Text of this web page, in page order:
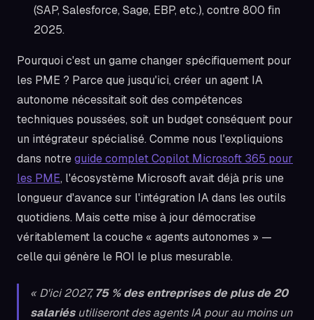
(SAP, Salesforce, Sage, EBP, etc.), contre 800 fin
2025.
Pourquoi c'est un game changer spécifiquement pour
les PME ? Parce que jusqu'ici, créer un agent IA
autonome nécessitait soit des compétences
techniques poussées, soit un budget conséquent pour
un intégrateur spécialisé. Comme nous l'expliquions
dans notreguide complet Copilot Microsoft 365 pour
les PME, l'écosystème Microsoft avait déjà pris une
longueur d'avance sur l'intégration IA dans les outils
quotidiens. Mais cette mise à jour démocratise
véritablement la couche « agents autonomes » —
celle qui génère le ROI le plus mesurable.
« D'ici 2027,75 % des entreprises de plus de 20
salariésutiliseront des agents IA pour au moins un